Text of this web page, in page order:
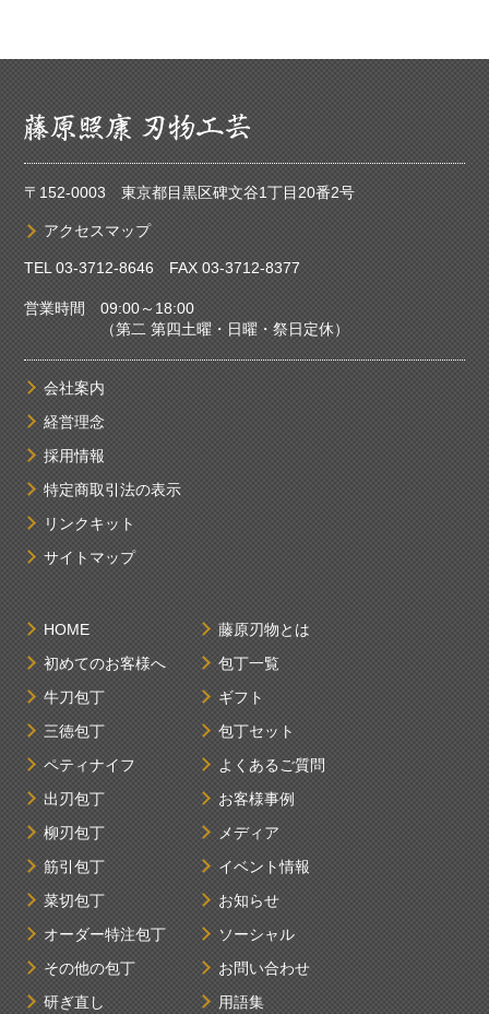
〒152-0003 東京都目黒区碑文谷1丁目20番2号
アクセスマップ
TEL03-3712-8646FAX 03-3712-8377
営業時間 09:00～18:00
（第二 第四土曜・日曜・祭日定休）
会社案内
経営理念
採用情報
特定商取引法の表示
リンクキット
サイトマップ
HOME
初めてのお客様へ
牛刀包丁
三徳包丁
ペティナイフ
出刃包丁
柳刃包丁
筋引包丁
菜切包丁
オーダー特注包丁
その他の包丁
研ぎ直し
藤原刃物とは
包丁一覧
ギフト
包丁セット
よくあるご質問
お客様事例
メディア
イベント情報
お知らせ
ソーシャル
お問い合わせ
用語集